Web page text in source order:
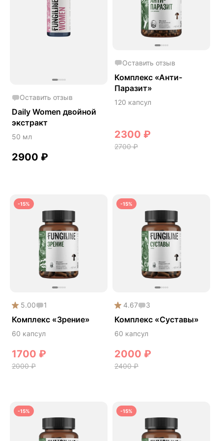
Острое зрение
Память
Природный антибиотик
Пробиотики Психобиом
Продуктивность
Противовирусное
СДВГ
Сердце и сосуды
Снижение сахара
Снижение холестерина
Спокойствие и сон
Спортивное питание
Улучшение настроения
Чага
Энергия и выносливость
Оставить отзыв
Daily Women двойной
экстракт
50 мл
2900 ₽
Оставить отзыв
Комплекс «Анти-
Паразит»
120 капсул
2300 ₽
2700₽
-15%
5.00 1
Комплекс «Зрение»
60 капсул
1700 ₽
2000₽
-15%
4.67 3
Комплекс «Суставы»
60 капсул
2000 ₽
2400₽
-15% -15%